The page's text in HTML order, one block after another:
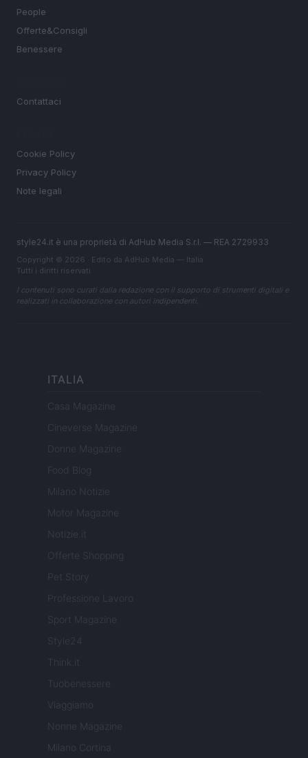
People
Offerte&Consigli
Benessere
Contattaci
Cookie Policy
Privacy Policy
Note legali
style24.it è una proprietà di AdHub Media S.r.l. — REA 2729933
Copyright © 2026 · Edito da AdHub Media — Italia
Tutti i diritti riservati
I contenuti sono curati dalla redazione con il supporto di strumenti digitali e
realizzati in collaborazione con autori indipendenti.
ITALIA
Casa Magazine
Cineverse Magazine
Donne Magazine
Food Blog
Milano Notizie
Motor Magazine
Notizie.it
Offerte Shopping
Pet Story
Professione Lavoro
Sport Magazine
Style24
Think.it
Tuobenessere
Viaggiamo
Nonne Magazine
Milano Cortina